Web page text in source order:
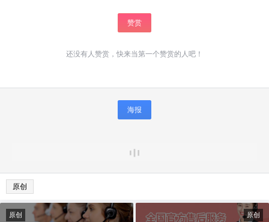
赞赏
还没有人赞赏，快来当第一个赞赏的人吧！
海报
原创
原创 原创